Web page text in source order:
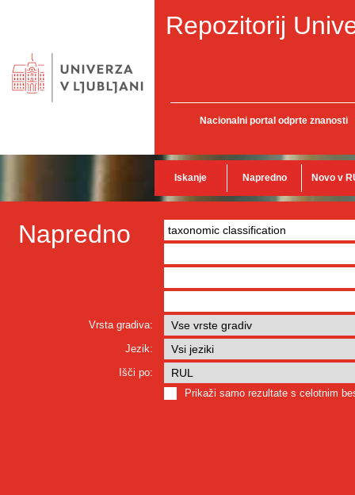
Repozitorij
Nacionalni portal odprte znanosti
Iskanje Napredno Novo v
Napredno
Vrsta gradiva:
Jezik:
Išči po:
Prikaži samo rezultate s celotnim